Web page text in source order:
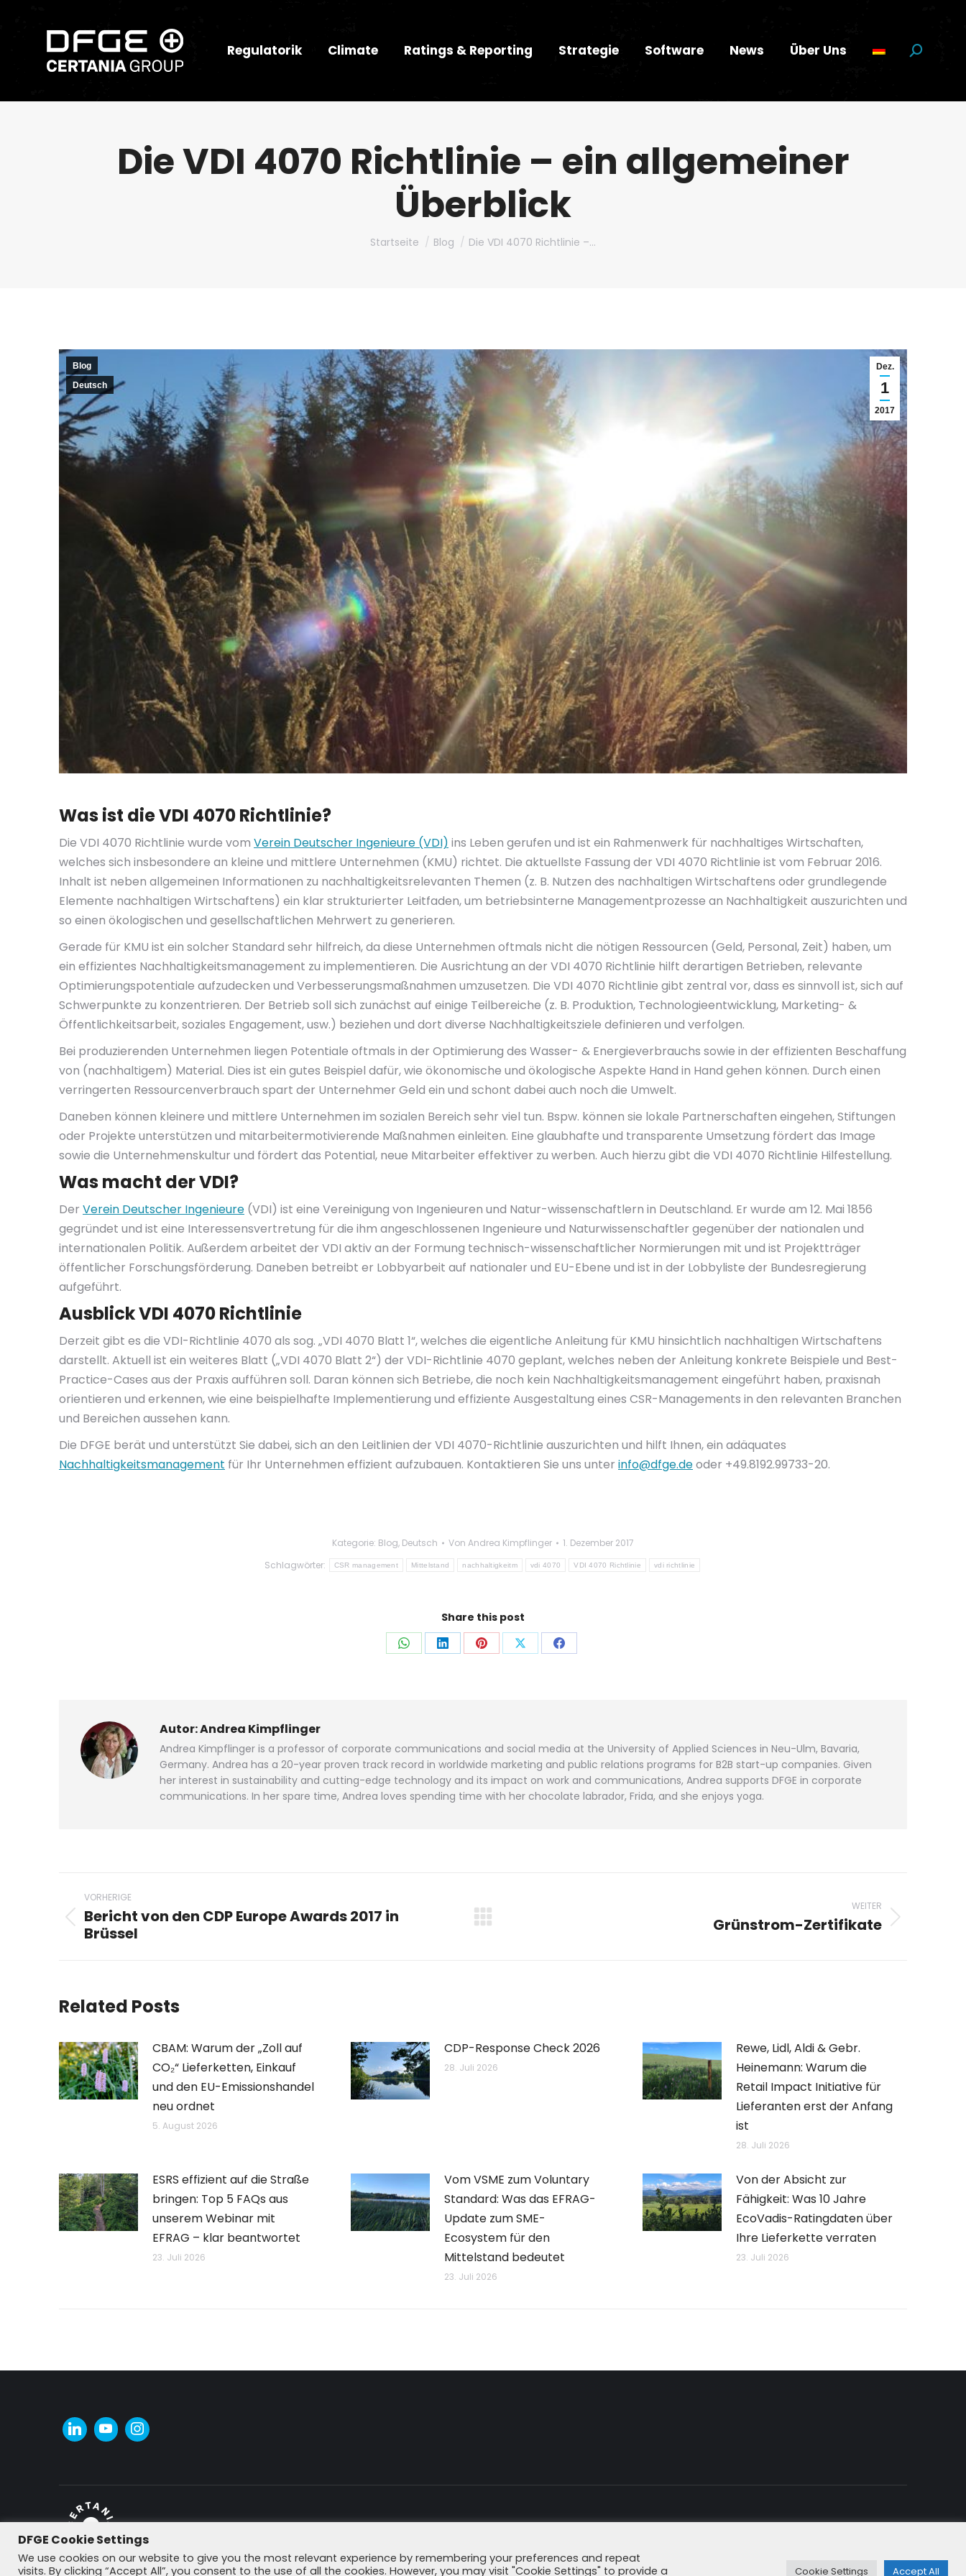
Regulatorik Climate Ratings & Reporting Strategie Software News Über Uns Suchen:
Die VDI 4070 Richtlinie – ein allgemeiner
Überblick
Du bist hier:
Startseite Blog Die VDI 4070 Richtlinie –…
Dez.
1
2017
Blog
Deutsch
Was ist die VDI 4070 Richtlinie?
Die VDI 4070 Richtlinie wurde vom Verein Deutscher Ingenieure (VDI) ins Leben gerufen und ist ein Rahmenwerk für nachhaltiges Wirtschaften,
welches sich insbesondere an kleine und mittlere Unternehmen (KMU) richtet. Die aktuellste Fassung der VDI 4070 Richtlinie ist vom Februar 2016.
Inhalt ist neben allgemeinen Informationen zu nachhaltigkeitsrelevanten Themen (z. B. Nutzen des nachhaltigen Wirtschaftens oder grundlegende
Elemente nachhaltigen Wirtschaftens) ein klar strukturierter Leitfaden, um betriebsinterne Managementprozesse an Nachhaltigkeit auszurichten und
so einen ökologischen und gesellschaftlichen Mehrwert zu generieren.
Gerade für KMU ist ein solcher Standard sehr hilfreich, da diese Unternehmen oftmals nicht die nötigen Ressourcen (Geld, Personal, Zeit) haben, um
ein effizientes Nachhaltigkeitsmanagement zu implementieren. Die Ausrichtung an der VDI 4070 Richtlinie hilft derartigen Betrieben, relevante
Optimierungspotentiale aufzudecken und Verbesserungsmaßnahmen umzusetzen. Die VDI 4070 Richtlinie gibt zentral vor, dass es sinnvoll ist, sich auf
Schwerpunkte zu konzentrieren. Der Betrieb soll sich zunächst auf einige Teilbereiche (z. B. Produktion, Technologieentwicklung, Marketing- &
Öffentlichkeitsarbeit, soziales Engagement, usw.) beziehen und dort diverse Nachhaltigkeitsziele definieren und verfolgen.
Bei produzierenden Unternehmen liegen Potentiale oftmals in der Optimierung des Wasser- & Energieverbrauchs sowie in der effizienten Beschaffung
von (nachhaltigem) Material. Dies ist ein gutes Beispiel dafür, wie ökonomische und ökologische Aspekte Hand in Hand gehen können. Durch einen
verringerten Ressourcenverbrauch spart der Unternehmer Geld ein und schont dabei auch noch die Umwelt.
Daneben können kleinere und mittlere Unternehmen im sozialen Bereich sehr viel tun. Bspw. können sie lokale Partnerschaften eingehen, Stiftungen
oder Projekte unterstützen und mitarbeitermotivierende Maßnahmen einleiten. Eine glaubhafte und transparente Umsetzung fördert das Image
sowie die Unternehmenskultur und fördert das Potential, neue Mitarbeiter effektiver zu werben. Auch hierzu gibt die VDI 4070 Richtlinie Hilfestellung.
Was macht der VDI?
Der Verein Deutscher Ingenieure (VDI) ist eine Vereinigung von Ingenieuren und Natur-wissenschaftlern in Deutschland. Er wurde am 12. Mai 1856
gegründet und ist eine Interessensvertretung für die ihm angeschlossenen Ingenieure und Naturwissenschaftler gegenüber der nationalen und
internationalen Politik. Außerdem arbeitet der VDI aktiv an der Formung technisch-wissenschaftlicher Normierungen mit und ist Projektträger
öffentlicher Forschungsförderung. Daneben betreibt er Lobbyarbeit auf nationaler und EU-Ebene und ist in der Lobbyliste der Bundesregierung
aufgeführt.
Ausblick VDI 4070 Richtlinie
Derzeit gibt es die VDI-Richtlinie 4070 als sog. „VDI 4070 Blatt 1“, welches die eigentliche Anleitung für KMU hinsichtlich nachhaltigen Wirtschaftens
darstellt. Aktuell ist ein weiteres Blatt („VDI 4070 Blatt 2“) der VDI-Richtlinie 4070 geplant, welches neben der Anleitung konkrete Beispiele und Best-
Practice-Cases aus der Praxis aufführen soll. Daran können sich Betriebe, die noch kein Nachhaltigkeitsmanagement eingeführt haben, praxisnah
orientieren und erkennen, wie eine beispielhafte Implementierung und effiziente Ausgestaltung eines CSR-Managements in den relevanten Branchen
und Bereichen aussehen kann.
Die DFGE berät und unterstützt Sie dabei, sich an den Leitlinien der VDI 4070-Richtlinie auszurichten und hilft Ihnen, ein adäquates
Nachhaltigkeitsmanagement für Ihr Unternehmen effizient aufzubauen. Kontaktieren Sie uns unter info@dfge.deoder +49.8192.99733-20.
Kategorie: Blog, Deutsch Von Andrea Kimpflinger
1. Dezember 2017
Schlagwörter:
CSR management Mittelstand nachhaltigkeitm vdi 4070 VDI 4070 Richtlinie vdi richtlinie
Share this post
Auf
Auf
Auf
Auf
Auf
Autor:Andrea Kimpflinger
Andrea Kimpflinger is a professor of corporate communications and social media at the University of Applied Sciences in Neu-Ulm, Bavaria,
Germany. Andrea has a 20-year proven track record in worldwide marketing and public relations programs for B2B start-up companies. Given
her interest in sustainability and cutting-edge technology and its impact on work and communications, Andrea supports DFGE in corporate
communications. In her spare time, Andrea loves spending time with her chocolate labrador, Frida, and she enjoys yoga.
Beitragsnavigation
VORHERIGE
Vorheriger
Bericht von den CDP Europe Awards 2017 in
Brüssel
WEITER
Grünstrom-Zertifikate
Related Posts
CBAM: Warum der „Zoll auf
CO₂“ Lieferketten, Einkauf
und den EU-Emissionshandel
neu ordnet
5. August 2026
CDP-Response Check 2026
28. Juli 2026
Rewe, Lidl, Aldi & Gebr.
Heinemann: Warum die
Retail Impact Initiative für
Lieferanten erst der Anfang
ist
28. Juli 2026
ESRS effizient auf die Straße
bringen: Top 5 FAQs aus
unserem Webinar mit
EFRAG – klar beantwortet
23. Juli 2026
Vom VSME zum Voluntary
Standard: Was das EFRAG-
Update zum SME-
Ecosystem für den
Mittelstand bedeutet
23. Juli 2026
Von der Absicht zur
Fähigkeit: Was 10 Jahre
EcoVadis-Ratingdaten über
Ihre Lieferkette verraten
23. Juli 2026
DFGE Cookie Settings
We use cookies on our website to give you the most relevant experience by remembering your preferences and repeat
visits. By clicking “Accept All”, you consent to the use of all the cookies. However, you may visit "Cookie Settings" to provide a
Cookie Settings Accept All